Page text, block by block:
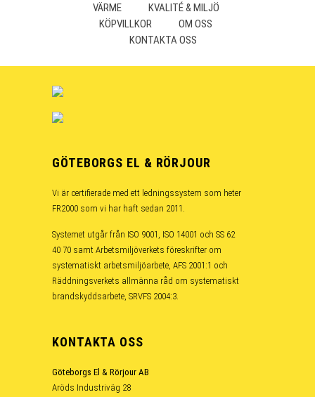
VÄRME
KVALITÉ & MILJÖ
KÖPVILLKOR
OM OSS
KONTAKTA OSS
GÖTEBORGS EL & RÖRJOUR
Vi är certifierade med ett ledningssystem som heter
FR2000 som vi har haft sedan 2011.
Systemet utgår från ISO 9001, ISO 14001 och SS 62
40 70 samt Arbetsmiljöverkets föreskrifter om
systematiskt arbetsmiljöarbete, AFS 2001:1 och
Räddningsverkets allmänna råd om systematiskt
brandskyddsarbete, SRVFS 2004:3.
KONTAKTA OSS
Göteborgs El & Rörjour AB
Aröds Industriväg 28